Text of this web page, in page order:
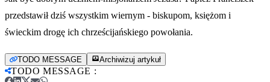
przedstawił dziś wszystkim wiernym - biskupom, księżom i
świeckim drogę ich chrześcijańskiego powołania.
TODO MESSAGE Archiwizuj artykuł
TODO MESSAGE :